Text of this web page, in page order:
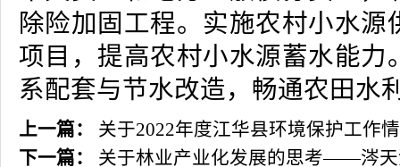
除险加固工程。实施农村小水源
项目，提高农村小水源蓄水能力
系配套与节水改造，畅通农田水
上一篇：
关于2022年度江华县环境保护工作
下一篇：
关于林业产业化发展的思考——涔天